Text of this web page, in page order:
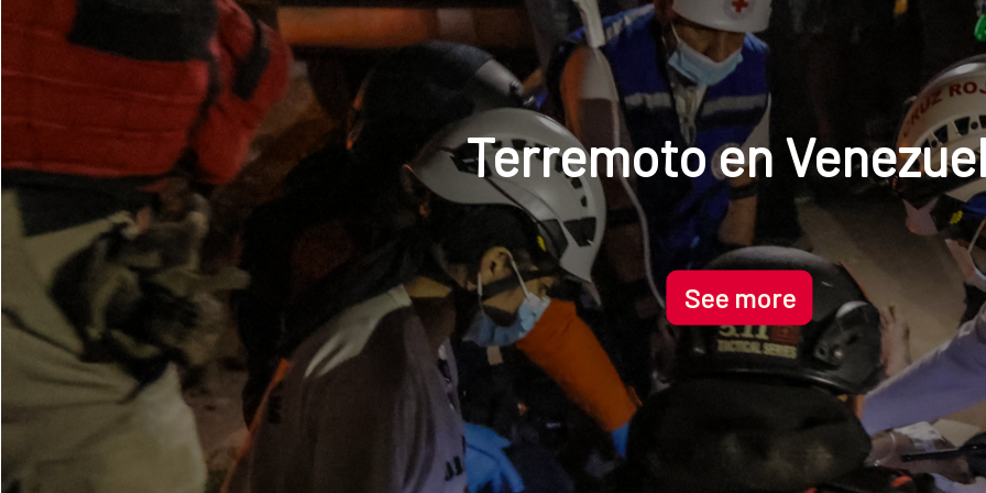
AECID launches its
data portal
See more